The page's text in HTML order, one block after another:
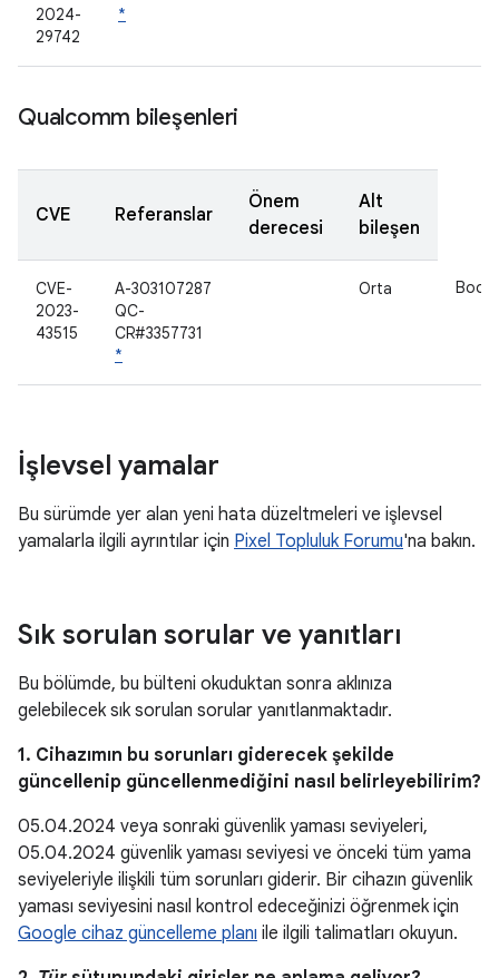
2024-
29742
*
Qualcomm bileşenleri
CVE Referanslar
Önem
derecesi
Alt
bileşen
CVE-
2023-
43515
A-303107287
QC-
CR#3357731
*
Orta
İşlevsel yamalar
Bu sürümde yer alan yeni hata düzeltmeleri ve işlevsel
yamalarla ilgili ayrıntılar için Pixel Topluluk Forumu'na bakın.
Sık sorulan sorular ve yanıtları
Bu bölümde, bu bülteni okuduktan sonra aklınıza
gelebilecek sık sorulan sorular yanıtlanmaktadır.
1. Cihazımın bu sorunları giderecek şekilde
güncellenip güncellenmediğini nasıl belirleyebilirim?
05.04.2024 veya sonraki güvenlik yaması seviyeleri,
05.04.2024 güvenlik yaması seviyesi ve önceki tüm yama
seviyeleriyle ilişkili tüm sorunları giderir. Bir cihazın güvenlik
yaması seviyesini nasıl kontrol edeceğinizi öğrenmek için
Google cihaz güncelleme planı ile ilgili talimatları okuyun.